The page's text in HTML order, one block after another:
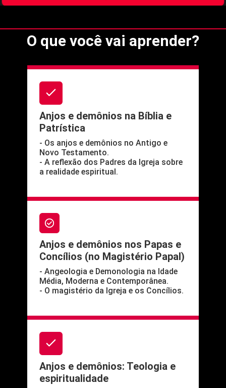
O que você vai aprender?
Anjos e demônios na Bíblia e
Patrística
- Os anjos e demônios no Antigo e
Novo Testamento.
- A reflexão dos Padres da Igreja sobre
a realidade espiritual.
Anjos e demônios nos Papas e
Concílios (no Magistério Papal)
- Angeologia e Demonologia na Idade
Média, Moderna e Contemporânea.
- O magistério da Igreja e os Concílios.
Anjos e demônios: Teologia e
espiritualidade